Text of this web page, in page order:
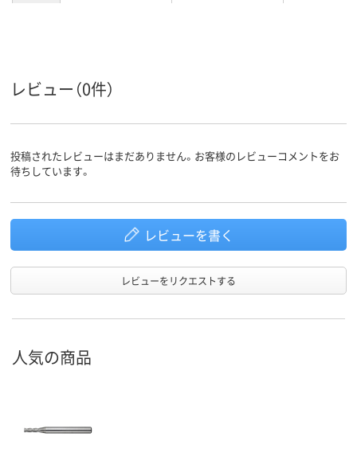
レビュー（0件）
投稿されたレビューはまだありません。お客様のレビューコメントをお
待ちしています。
レビューを書く
レビューをリクエストする
人気の商品